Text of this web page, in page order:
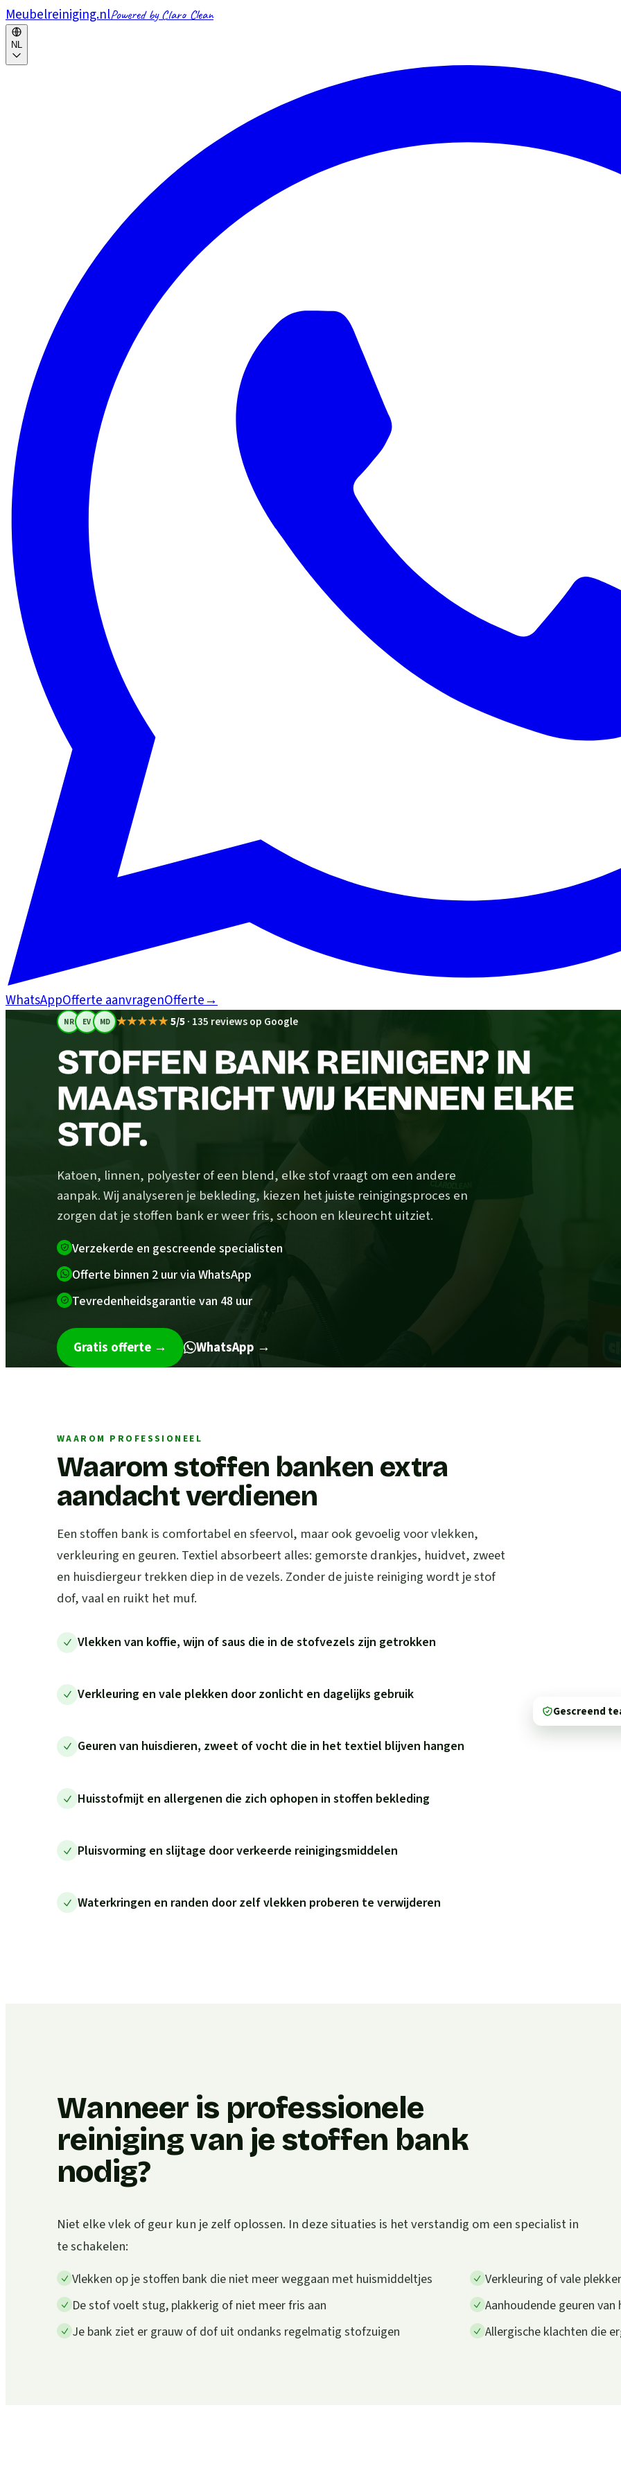
Meubelreiniging.nlPowered by Claro Clean
NL
WhatsAppOfferte aanvragenOfferte→
NR EV MD ★★★★★5/5· 135 reviews op Google
STOFFEN BANK REINIGEN? IN
MAASTRICHT WIJ KENNEN ELKE
STOF.
Katoen, linnen, polyester of een blend, elke stof vraagt om een andere
aanpak. Wij analyseren je bekleding, kiezen het juiste reinigingsproces en
zorgen dat je stoffen bank er weer fris, schoon en kleurecht uitziet.
Verzekerde en gescreende specialisten
Offerte binnen 2 uur via WhatsApp
Tevredenheidsgarantie van 48 uur
Gratis offerte → WhatsApp →
WAAROM PROFESSIONEEL
Waarom stoffen banken extra
aandacht verdienen
Een stoffen bank is comfortabel en sfeervol, maar ook gevoelig voor vlekken,
verkleuring en geuren. Textiel absorbeert alles: gemorste drankjes, huidvet, zweet
en huisdiergeur trekken diep in de vezels. Zonder de juiste reiniging wordt je stof
dof, vaal en ruikt het muf.
Vlekken van koffie, wijn of saus die in de stofvezels zijn getrokken
Verkleuring en vale plekken door zonlicht en dagelijks gebruik
Geuren van huisdieren, zweet of vocht die in het textiel blijven hangen
Huisstofmijt en allergenen die zich ophopen in stoffen bekleding
Pluisvorming en slijtage door verkeerde reinigingsmiddelen
Waterkringen en randen door zelf vlekken proberen te verwijderen
Gescreend
Wanneer is professionele
reiniging van je stoffen bank
nodig?
Niet elke vlek of geur kun je zelf oplossen. In deze situaties is het verstandig om een specialist in
te schakelen:
Vlekken op je stoffen bank die niet meer weggaan met huismiddeltjes
Verkleuring of vale
De stof voelt stug, plakkerig of niet meer fris aan
Aanhoudende geuren
Je bank ziet er grauw of dof uit ondanks regelmatig stofzuigen
Allergische klachten die